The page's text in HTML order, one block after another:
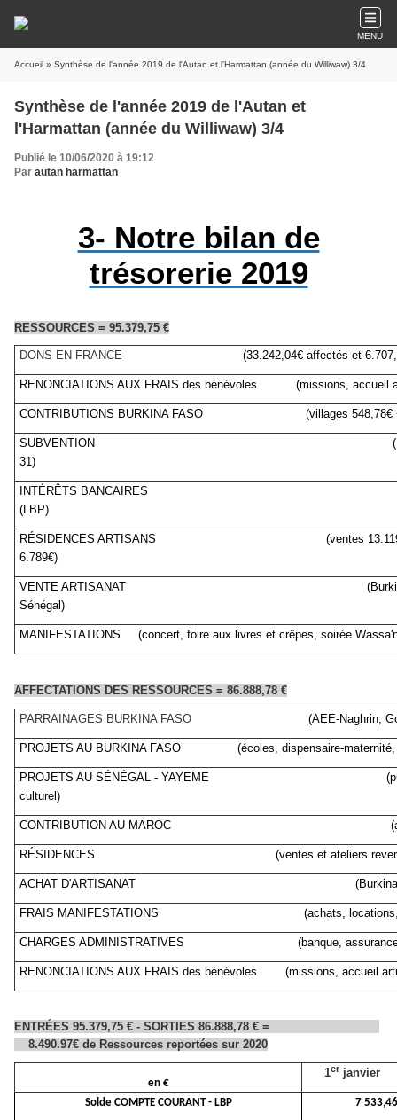
MENU
Accueil » Synthèse de l'année 2019 de l'Autan et l'Harmattan (année du Williwaw) 3/4
Synthèse de l'année 2019 de l'Autan et
l'Harmattan (année du Williwaw) 3/4
Publié le 10/06/2020 à 19:12
Par autan harmattan
3- Notre bilan de
trésorerie 2019
RESSOURCES = 95.379,75 €
DONS EN FRANCE (33.242,04€ affectés et
RENONCIATIONS AUX FRAIS des bénévoles (missions, accueil
CONTRIBUTIONS BURKINA FASO (villages 548,78€ +
SUBVENTION (Mairie
31)
INTÉRÊTS
(LBP)
RÉSIDENCES ARTISANS (ventes 13.119€
6.789€)
VENTE ARTISANAT (Burkina
Sénégal)
MANIFESTATIONS (concert, foire aux livres et crêpes, soirée
AFFECTATIONS DES RESSOURCES = 86.888,78 €
PARRAINAGES BURKINA FASO(AEE-Naghrin, Gogho,
PROJETS AU BURKINA FASO (écoles, dispensaire-maternité,
PROJETS AU SÉNÉGAL - YAYEME
culturel)
CONTRIBUTION AU MAROC
RÉSIDENCES (ventes et ateliers reversées
ACHAT D'ARTISANAT (Burkina Faso
FRAIS MANIFESTATIONS (achats, locations,
CHARGES ADMINISTRATIVES (banque, assurances,
RENONCIATIONS AUX FRAIS des bénévoles (missions, accueil
ENTRÉES 95.379,75 € - SORTIES 86.888,78 € =
8.490.97€ de Ressources reportées sur 2020
en €
1er janvier
Solde COMPTE COURANT - LBP 7